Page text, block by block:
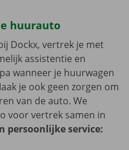
huurauto
Dockx, vertrek je met
assistentie en
wanneer je huurwagen
je ook geen zorgen om
van de auto. We
voor vertrek samen in
persoonlijke service: